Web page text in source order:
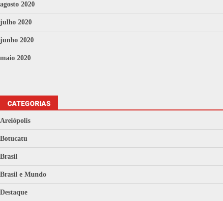
agosto 2020
julho 2020
junho 2020
maio 2020
CATEGORIAS
Areiópolis
Botucatu
Brasil
Brasil e Mundo
Destaque